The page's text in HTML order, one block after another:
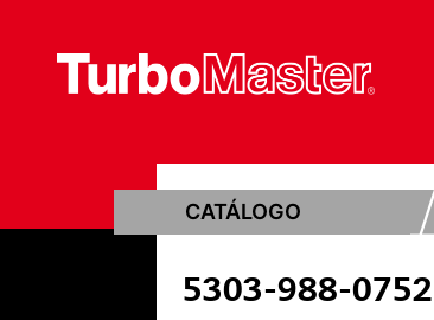
CATÁLOGO
5303-988-0752